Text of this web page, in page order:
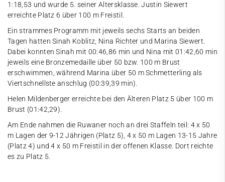
1:18,53 und wurde 5. seiner Altersklasse. Justin Siewert
erreichte Platz 6 über 100 m Freistil.
Ein strammes Programm mit jeweils sechs Starts an beiden
Tagen hatten Sinah Koblitz, Nina Richter und Marina Siewert.
Dabei konnten Sinah mit 00:46,86 min und Nina mit 01:42,60 min
jeweils eine Bronzemedaille über 50 bzw. 100 m Brust
erschwimmen, während Marina über 50 m Schmetterling als
Viertschnellste anschlug (00:39,39 min).
Helen Mildenberger erreichte bei den Älteren Platz 5 über 100 m
Brust (01:42,29).
Am Ende nahmen die Ruwaner noch an drei Staffeln teil: 4 x 50
m Lagen der 9-12 Jährigen (Platz 5), 4 x 50 m Lagen 13-15 Jahre
(Platz 4) und 4 x 50 m Freistil in der offenen Klasse. Dort reichte
es zu Platz 5.